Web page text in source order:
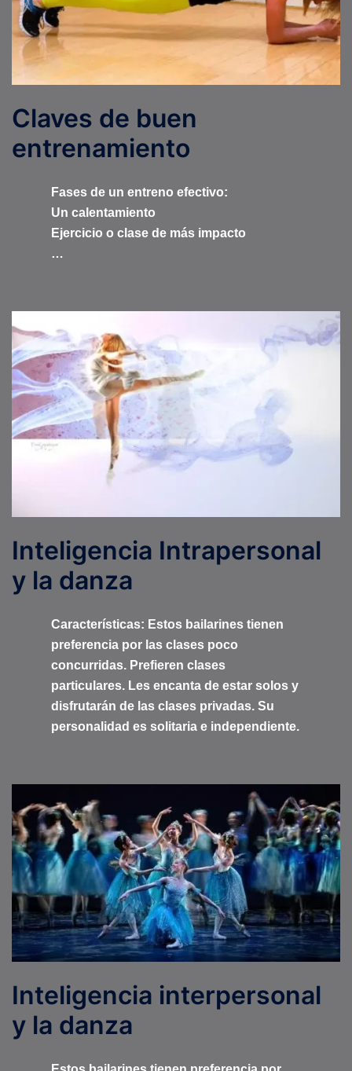
Claves de buen
entrenamiento
Fases de un entreno efectivo:
Un calentamiento
Ejercicio o clase de más impacto
…
Inteligencia Intrapersonal
y la danza
Características: Estos bailarines tienen
preferencia por las clases poco
concurridas. Prefieren clases
particulares. Les encanta de estar solos y
disfrutarán de las clases privadas. Su
personalidad es solitaria e independiente.
Inteligencia interpersonal
y la danza